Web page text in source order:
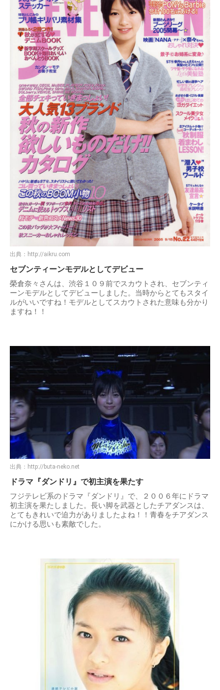
出典： http://aikru.com
セブンティーンモデルとしてデビュー
榮倉奈々さんは、渋谷１０９前でスカウトされ、セブンティ
ーンモデルとしてデビューしました。当時からとてもスタイ
ルがいいですね！モデルとしてスカウトされた意味も分かり
ますね！！
出典： http://buta-neko.net
ドラマ『ダンドリ』で初主演を果たす
フジテレビ系のドラマ『ダンドリ』で、２００６年にドラマ
初主演を果たしました。長い脚を武器としたチアダンスは、
とてもきれいで迫力がありましたよね！！青春をチアダンス
にかける思いも素敵でした。